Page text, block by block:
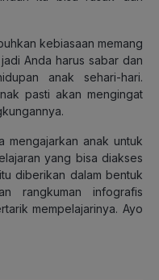
kebiasaan memang
Anda harus sabar dan
anak sehari-hari.
pasti akan mengingat
mengajarkan anak untuk
yang bisa diakses
diberikan dalam bentuk
rangkuman infografis
mempelajarinya. Ayo